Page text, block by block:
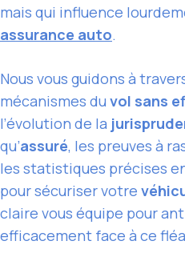
mais qui influence
assurance auto.
Nous vous guidons à
mécanismes du vol sans
l’évolution de la
qu’assuré, les preuves à
les statistiques précises
pour sécuriser votre
claire vous équipe pour
efficacement face à ce